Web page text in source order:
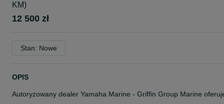
KM)
12 500 zł
Stan: Nowe
OPIS
Autoryzowany dealer Yamaha Marine - Griffin Group Marine